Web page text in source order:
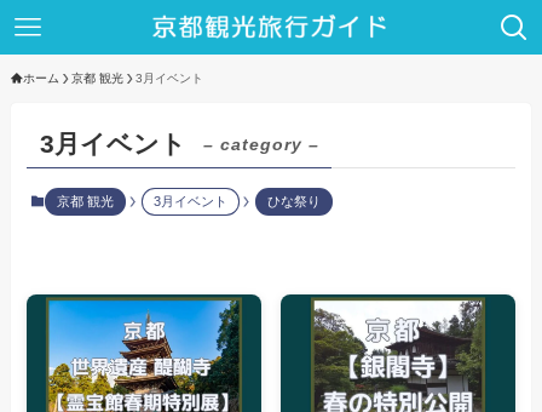
ホーム 京都 観光 3月イベント
3月イベント – category –
京都 観光 3月イベント ひな祭り